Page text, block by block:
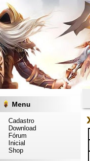
Menu
Cadastro
Download
Fórum
Inicial
Shop